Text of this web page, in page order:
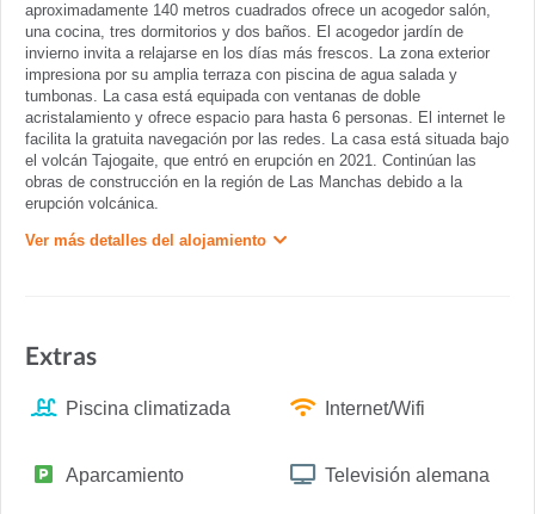
aproximadamente 140 metros cuadrados ofrece un acogedor salón,
una cocina, tres dormitorios y dos baños. El acogedor jardín de
invierno invita a relajarse en los días más frescos. La zona exterior
impresiona por su amplia terraza con piscina de agua salada y
tumbonas. La casa está equipada con ventanas de doble
acristalamiento y ofrece espacio para hasta 6 personas. El internet le
facilita la gratuita navegación por las redes. La casa está situada bajo
el volcán Tajogaite, que entró en erupción en 2021. Continúan las
obras de construcción en la región de Las Manchas debido a la
erupción volcánica.
Ver más detalles del alojamiento
Extras
Piscina climatizada Internet/Wifi
Aparcamiento Televisión alemana